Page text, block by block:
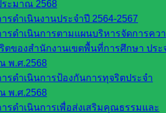
ระมาณ 2568
รดำเนินงานประจำปี 2564-2567
ารดำเนินการตามแผนบริหารจัดการคว
ริตของสำนักงานเขตพื้นที่การศึกษา ประ
พ.ศ.2568
รดำเนินการป้องกันการทุจริตประจำ
พ.ศ.2568
รดำเนินการเพื่อส่งเสริมคุณธรรมและ